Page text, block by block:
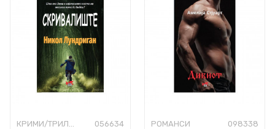
КРИМИ/ТРИЛЕР 056634 РОМАНСИ 098338